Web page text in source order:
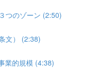
つのゾーン (2:50)
文） (2:38)
業的規模 (4:38)